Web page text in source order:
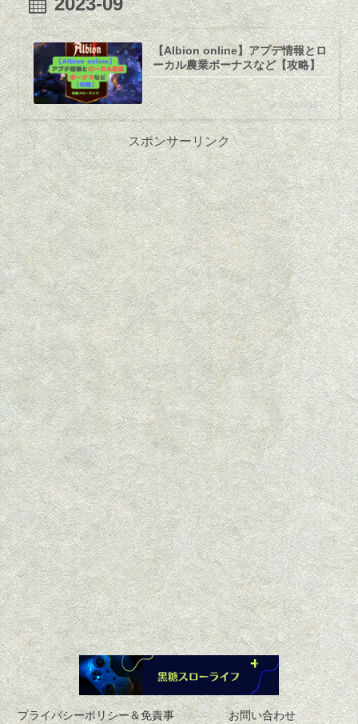
【Albion online】アプデ情報とロ
ーカル農業ボーナスなど【攻略】
2023/9/18
スポンサーリンク
プライバシーポリシー＆免責事 お問い合わせ